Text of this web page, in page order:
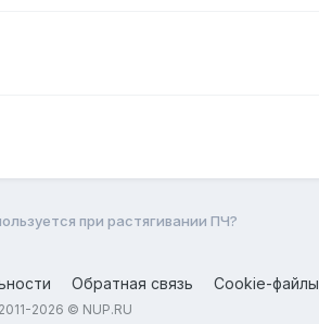
при растягивании ПЧ?
Обратная связь Cookie-файлы
2011-2026 © NUP.RU